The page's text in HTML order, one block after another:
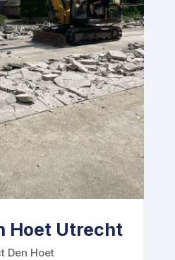
Hoet Utrecht
Den Hoet